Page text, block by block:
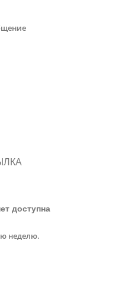
доступна
неделю.